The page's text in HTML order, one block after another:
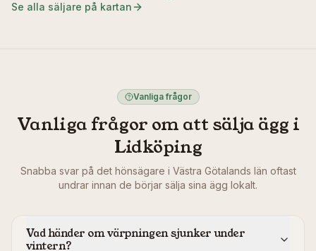
Se alla säljare på kartan
Vanliga frågor
Vanliga frågor om att sälja ägg i
Lidköping
Snabba svar på det hönsägare i Västra Götalands län oftast
undrar innan de börjar sälja sina ägg lokalt.
Vad händer om värpningen sjunker under
vintern?